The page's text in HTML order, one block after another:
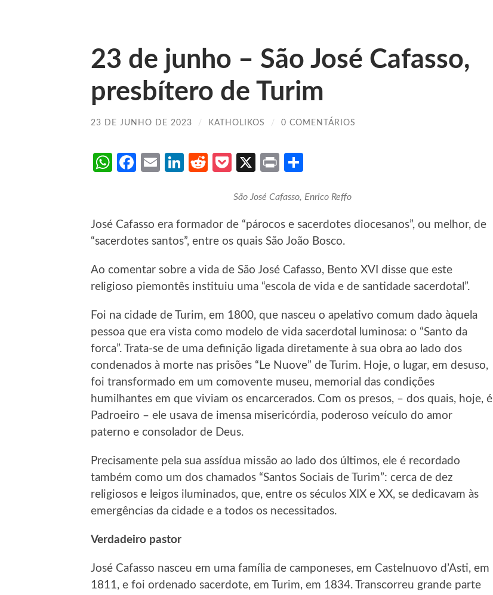
23 de junho – São José Cafasso,
presbítero de Turim
23 DE JUNHO DE 2023 / KATHOLIKOS / 0 COMENTÁRIOS
WhatsApp
Facebook
EmailLinkedIn
RedditPocket
X Print
São José Cafasso, Enrico Reffo
José Cafasso era formador de “párocos e sacerdotes diocesanos”, ou melhor, de
“sacerdotes santos”, entre os quais São João Bosco.
Ao comentar sobre a vida de São José Cafasso, Bento XVI disse que este
religioso piemontês instituiu uma “escola de vida e de santidade sacerdotal”.
Foi na cidade de Turim, em 1800, que nasceu o apelativo comum dado àquela
pessoa que era vista como modelo de vida sacerdotal luminosa: o “Santo da
forca”. Trata-se de uma definição ligada diretamente à sua obra ao lado dos
condenados à morte nas prisões “Le Nuove” de Turim. Hoje, o lugar, em desuso,
foi transformado em um comovente museu, memorial das condições
humilhantes em que viviam os encarcerados. Com os presos, – dos quais, hoje, é
Padroeiro – ele usava de imensa misericórdia, poderoso veículo do amor
paterno e consolador de Deus.
Precisamente pela sua assídua missão ao lado dos últimos, ele é recordado
também como um dos chamados “Santos Sociais de Turim”: cerca de dez
religiosos e leigos iluminados, que, entre os séculos XIX e XX, se dedicavam às
emergências da cidade e a todos os necessitados.
Verdadeiro pastor
José Cafasso nasceu em uma família de camponeses, em Castelnuovo d’Asti, em
1811, e foi ordenado sacerdote, em Turim, em 1834. Transcorreu grande parte